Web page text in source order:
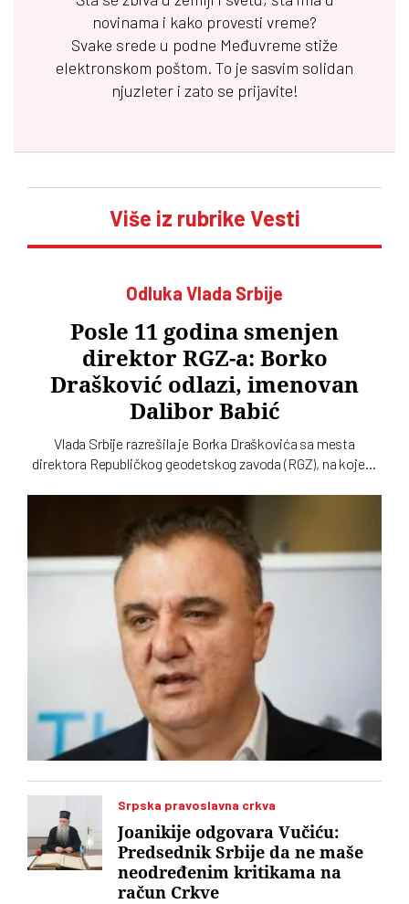
novinama i kako provesti vreme?
Svake srede u podne Međuvreme stiže
elektronskom poštom. To je sasvim solidan
njuzleter i zato se prijavite!
Više iz rubrike Vesti
Odluka Vlada Srbije
Posle 11 godina smenjen
direktor RGZ-a: Borko
Drašković odlazi, imenovan
Dalibor Babić
Vlada Srbije razrešila je Borka Draškovića sa mesta
direktora Republičkog geodetskog zavoda (RGZ), na kojem
Srpska pravoslavna crkva
Joanikije odgovara Vučiću:
Predsednik Srbije da ne maše
neodređenim kritikama na
račun Crkve